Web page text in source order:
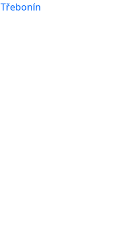
Třebonín